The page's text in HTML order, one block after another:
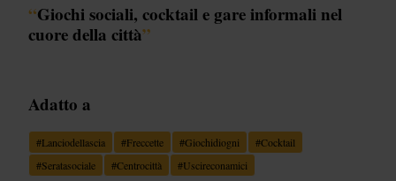
“Giochi sociali, cocktail e gare informali nel
cuore della città”
Adatto a
#Lanciodellascia #Freccette #Giochidiogni #Cocktail
#Seratasociale #Centrocittà #Uscireconamici